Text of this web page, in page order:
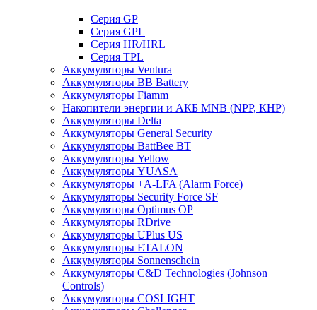
Cерия GP
Серия GPL
Серия HR/HRL
Серия TPL
Аккумуляторы Ventura
Аккумуляторы BB Battery
Аккумуляторы Fiamm
Накопители энергии и АКБ MNB (NPP, КНР)
Аккумуляторы Delta
Аккумуляторы General Security
Аккумуляторы BattBee BT
Аккумуляторы Yellow
Аккумуляторы YUASA
Аккумуляторы +A-LFA (Alarm Force)
Аккумуляторы Security Force SF
Аккумуляторы Optimus OP
Аккумуляторы RDrive
Аккумуляторы UPlus US
Аккумуляторы ETALON
Аккумуляторы Sonnenschein
Аккумуляторы С&D Technologies (Johnson
Controls)
Аккумуляторы COSLIGHT